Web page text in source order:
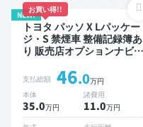
NEW!
お買い得!!
トヨタ パッソ X Lパッケー
ジ・S 禁煙車 整備記録簿あ
り 販売店オプションナビ
クモニター ドライブレコー
ダー 衝突軽減
支払総額 46.0万円
本体
35.0万円
諸費用
11.0万円